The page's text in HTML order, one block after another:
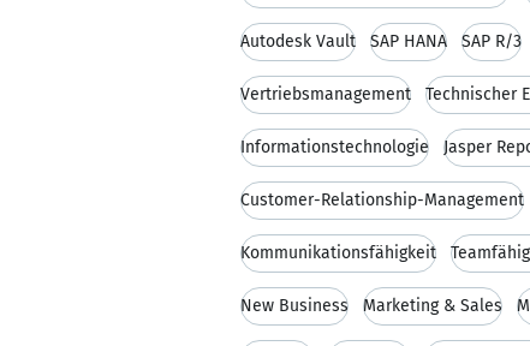
Autodesk Vault SAP HANA SAP R/3
Vertriebsmanagement Technischer
Informationstechnologie Jasper
Customer-Relationship-Management
Kommunikationsfähigkeit
New Business Marketing & Sales